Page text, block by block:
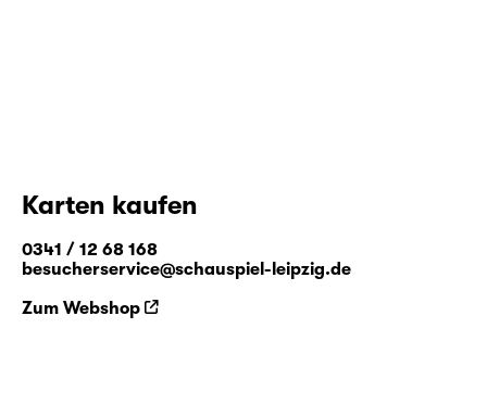
Karten kaufen
0341 / 12 68 168
besucherservice@schauspiel-leipzig.de
Zum Webshop